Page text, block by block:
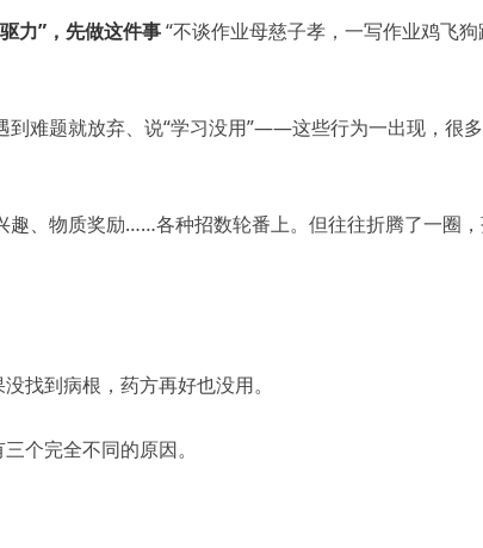
力”，先做这件事“不谈作业母慈子孝，一写作业鸡飞
到难题就放弃、说“学习没用”——这些行为一出现，很
趣、物质奖励……各种招数轮番上。但往往折腾了一圈
找到病根，药方再好也没用。
个完全不同的原因。